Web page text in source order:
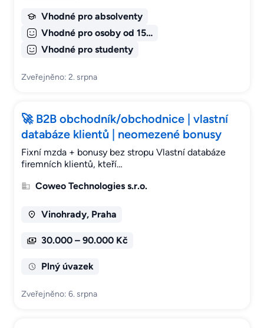
Vhodné pro absolventy
Vhodné pro osoby od 15…
Vhodné pro studenty
Zveřejněno: 2. srpna
🚀 B2B obchodník/obchodnice | vlastní
databáze klientů | neomezené bonusy
Fixní mzda + bonusy bez stropu Vlastní databáze
firemních klientů, kteří…
Coweo Technologies s.r.o.
Vinohrady, Praha
30.000 – 90.000 Kč
Plný úvazek
Zveřejněno: 6. srpna